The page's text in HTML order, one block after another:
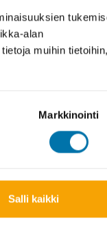
alan
muihin
Markkinointi
Salli kaikki